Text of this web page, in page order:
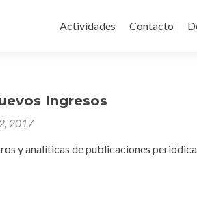
al
Actividades Contacto
Ingresos
2017
y analíticas de publicaciones